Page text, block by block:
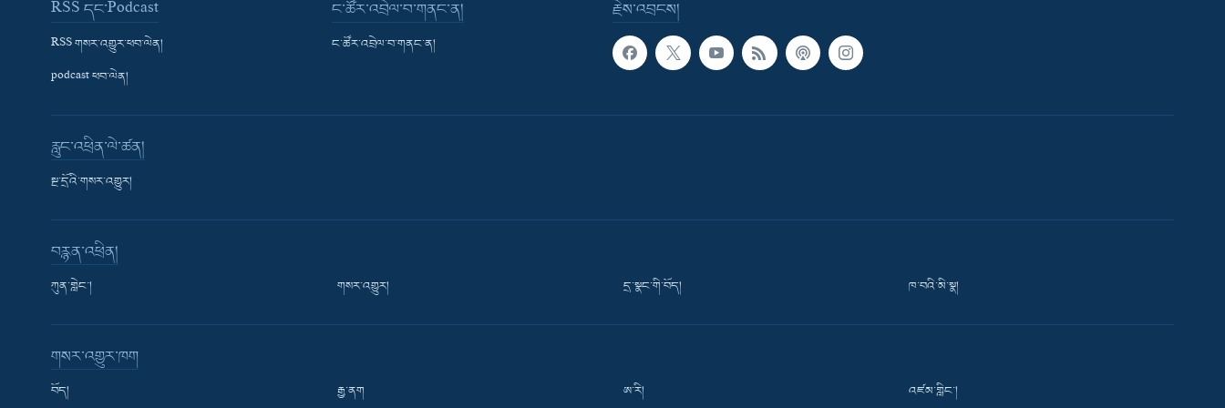
རྗེས་འབྲངས།
RSS དང་Podcast
RSS གསར་འགྱུར་ཕབ་ལེན།
podcast ཕབ་ལེན།
ང་ཚོར་འབྲེལ་བ་གནང་ན།
ང་ཚོར་འབྲེལ་བ་གནང་ན།
རླུང་འཕྲིན་ལེ་ཚན།
སྔ་དྲོའི་གསར་འགྱུར།
བརྙན་འཕྲིན།
ཀུན་གླེང་། གསར་འགྱུར། དྲ་སྣང་གི་བོད། ཁ་བའི་མི་སྣ།
གསར་འགྱུར་ཁག
བོད། རྒྱ་ནག ཨ་རི། འཛམ་གླིང་།